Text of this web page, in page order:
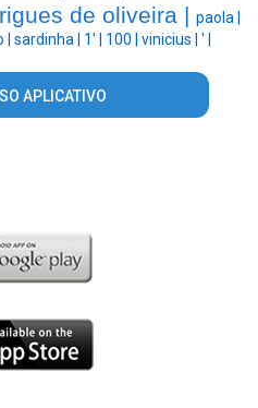
de oliveira | paola |
sardinha | 1' | 100 | vinicius | ' |
APLICATIVO